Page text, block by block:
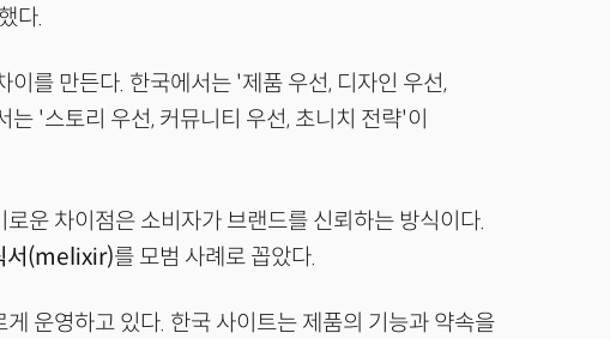
다.
를 만든다. 한국에서는 '제품 우선, 디자인 우선,
'스토리 우선, 커뮤니티 우선, 초니치 전략'이
운 차이점은 소비자가 브랜드를 신뢰하는 방식이다.
서(melixir)를 모범 사례로 꼽았다.
운영하고 있다. 한국 사이트는 제품의 기능과 약속을